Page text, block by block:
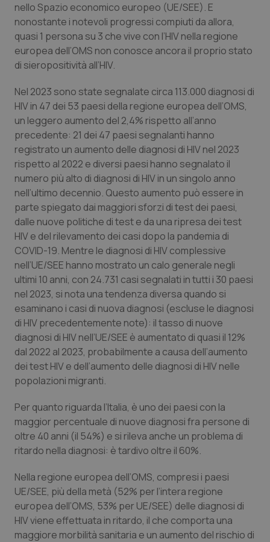
Lazio
Liguria
Marche
Molise
Piemonte
Provincia Autonoma di Bolzano
Provincia Autonoma di Trento
Puglia
Sardegna
Sicilia
Toscana
Valle D’Aosta
Veneto
Diabete & glucometri
Disturbi dell’umore
Donna & Salute
Epatiti
HIV
Infezioni & Febbre
Ipertensione & Scompenso
Malattie rare
Malattia di Crohn & Rettocolite Ulcerosa
Neuroscienze & patologie neurodegenerative
Obesità
Oncodermatologia
Oncoematologia
Oncologia & Nutrizione
Psoriasi & pelle
nello Spazio economico europeo (UE/SEE). E
nonostante i notevoli progressi compiuti da allora,
quasi 1 persona su 3 che vive con l’HIV nella regione
europea dell’OMS non conosce ancora il proprio stato
di sieropositività all’HIV.
Nel 2023 sono state segnalate circa 113.000 diagnosi di
HIV in 47 dei 53 paesi della regione europea dell’OMS,
un leggero aumento del 2,4% rispetto all’anno
precedente: 21 dei 47 paesi segnalanti hanno
registrato un aumento delle diagnosi di HIV nel 2023
rispetto al 2022 e diversi paesi hanno segnalato il
numero più alto di diagnosi di HIV in un singolo anno
nell’ultimo decennio. Questo aumento può essere in
parte spiegato dai maggiori sforzi di test dei paesi,
dalle nuove politiche di test e da una ripresa dei test
HIV e del rilevamento dei casi dopo la pandemia di
COVID-19. Mentre le diagnosi di HIV complessive
nell’UE/SEE hanno mostrato un calo generale negli
ultimi 10 anni, con 24.731 casi segnalati in tutti i 30 paesi
nel 2023, si nota una tendenza diversa quando si
esaminano i casi di nuova diagnosi (escluse le diagnosi
di HIV precedentemente note): il tasso di nuove
diagnosi di HIV nell’UE/SEE è aumentato di quasi il 12%
dal 2022 al 2023, probabilmente a causa dell’aumento
dei test HIV e dell’aumento delle diagnosi di HIV nelle
popolazioni migranti.
Per quanto riguarda l’Italia, è uno dei paesi con la
maggior percentuale di nuove diagnosi fra persone di
oltre 40 anni (il 54%) e si rileva anche un problema di
ritardo nella diagnosi: è tardivo oltre il 60%.
Nella regione europea dell’OMS, compresi i paesi
UE/SEE, più della metà (52% per l’intera regione
europea dell’OMS, 53% per UE/SEE) delle diagnosi di
HIV viene effettuata in ritardo, il che comporta una
maggiore morbilità sanitaria e un aumento del rischio di